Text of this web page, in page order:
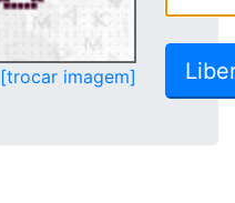
[trocar imagem]